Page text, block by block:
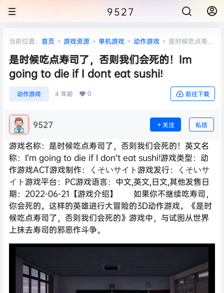
9527
当前位置： 首页 > 游戏资源 > 单机游戏 > 动作游戏 > 是时候吃点寿司
是时候吃点寿司了，否则我们会死的！Im
going to die if I dont eat sushi!
动作游戏 4 年前 0 前往下载
9527 关注 私信
游戏名称：是时候吃点寿司了，否则我们会死的！英文名
称：I’m going to die if I don’t eat sushi!游戏类型：动
作游戏ACT游戏制作：くそいサイト游戏发行：くそいサ
イト游戏平台：PC游戏语言：中文,英文,日文,其他发售日
期：2022-06-21【游戏介绍】 如果你不继续吃寿司，
你会死的。这样的英雄进行大冒险的3D动作游戏。《是时
候吃点寿司了，否则我们会死的》游戏中，与试图从世界
上抹去寿司的邪恶作斗争。